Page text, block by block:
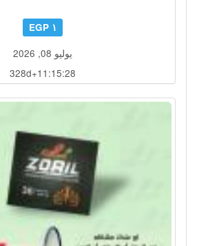
١ EGP
يوليو 08, 2026
328d+11:15:25